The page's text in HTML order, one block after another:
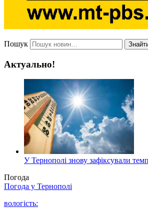
Пошук
Актуально!
У Тернополі знову зафіксували
Погода
Погода у Тернополі
вологість: